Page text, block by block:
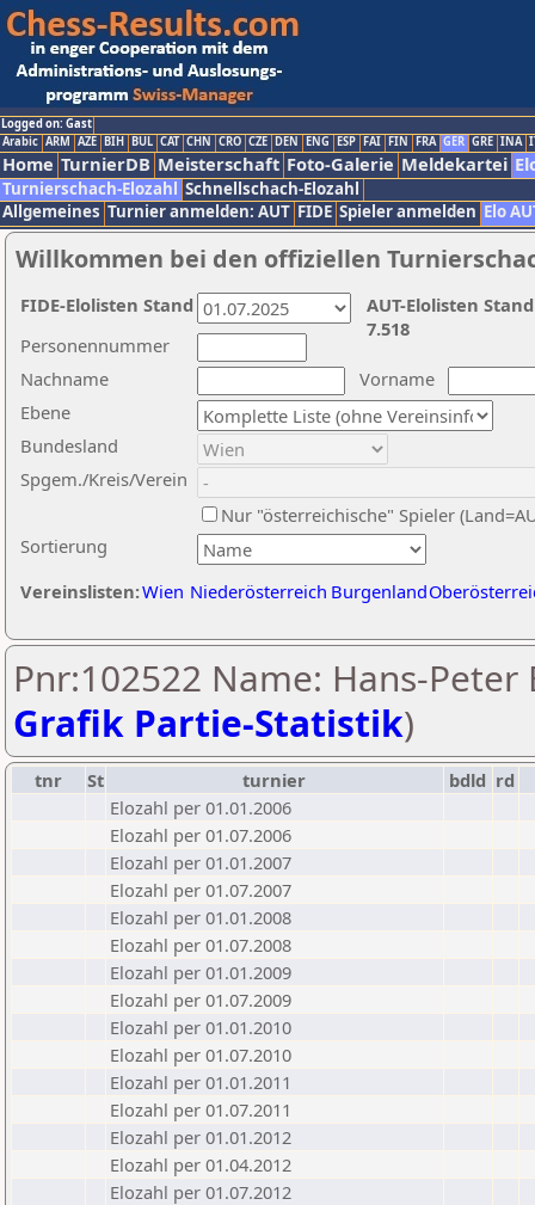
Logged on: Gast
Arabic ARM AZE BIH BUL CAT CHN CRO CZE DEN ENG ESP FAI FIN FRA GER GRE INA
Home TurnierDB Meisterschaft Foto-Galerie Meldekartei
Turnierschach-Elozahl Schnellschach-Elozahl
Allgemeines Turnier anmelden: AUT FIDE Spieler anmelden Elo
Willkommen bei den offiziellen
Nachname
Vorname
Ebene
Sortierung
Personennummer
Bundesland
Spgem./Kreis/Verein
Nur "österreichische" Spieler
Vereinslisten:Wien Niederösterreich Burgenland
AUT-Elolisten
7.518
FIDE-Elolisten Stand
Pnr:102522 Name: Hans-Peter
Grafik Partie-Statistik)
tnr St turnier bdld rd
Elozahl per 01.01.2006
Elozahl per 01.07.2006
Elozahl per 01.01.2007
Elozahl per 01.07.2007
Elozahl per 01.01.2008
Elozahl per 01.07.2008
Elozahl per 01.01.2009
Elozahl per 01.07.2009
Elozahl per 01.01.2010
Elozahl per 01.07.2010
Elozahl per 01.01.2011
Elozahl per 01.07.2011
Elozahl per 01.01.2012
Elozahl per 01.04.2012
Elozahl per 01.07.2012